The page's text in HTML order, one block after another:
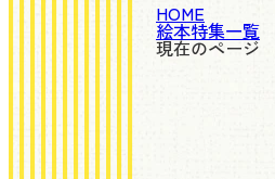
HOME
絵本特集一覧
現在のページ